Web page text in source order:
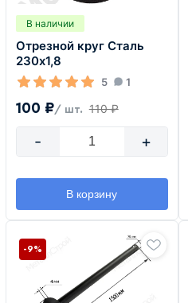
В наличии
Отрезной круг Сталь
230х1,8
5 1
100 ₽/ шт. 110 ₽
- +
В корзину
-9%